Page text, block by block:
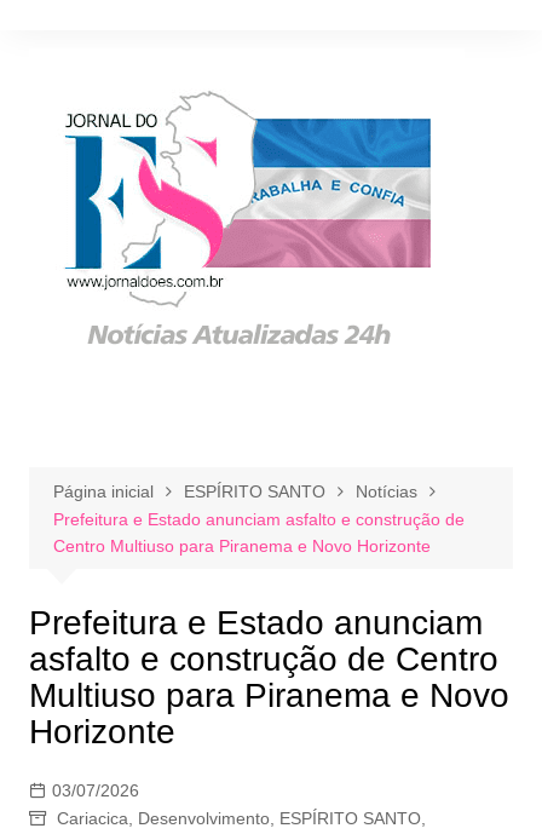
Página inicial ESPÍRITO SANTO
Notícias
Prefeitura e Estado anunciam asfalto e construção de
Centro Multiuso para Piranema e Novo Horizonte
Prefeitura e Estado anunciam
asfalto e construção de Centro
Multiuso para Piranema e Novo
Horizonte
03/07/2026
Cariacica
Desenvolvimento, ESPÍRITO SANTO,